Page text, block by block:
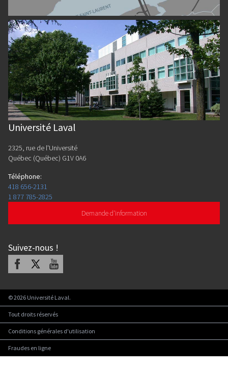
Université Laval
2325, rue de l'Université
Québec (Québec) G1V 0A6
Téléphone:
418 656-2131
1 877 785-2825
Demande d'information
Suivez-nous !
Facebook Youtube
©2026 Université Laval.
Tout droits réservés
Conditions générales d'utilisation
Fraudes en ligne